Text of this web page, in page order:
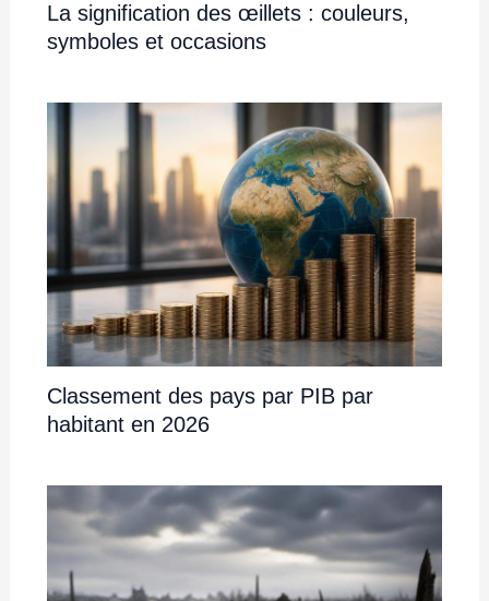
La signification des œillets : couleurs,
symboles et occasions
Classement des pays par PIB par
habitant en 2026